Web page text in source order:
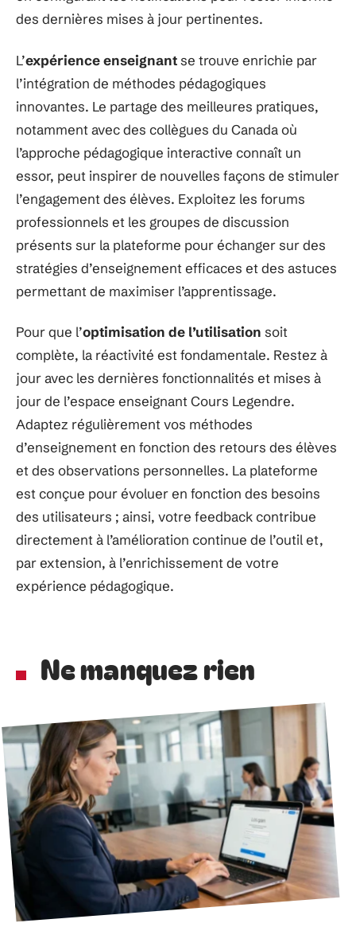
des dernières mises à jour pertinentes.
L’expérience enseignantse trouve enrichie par
l’intégration de méthodes pédagogiques
innovantes. Le partage des meilleures pratiques,
notamment avec des collègues du Canada où
l’approche pédagogique interactive connaît un
essor, peut inspirer de nouvelles façons de stimuler
l’engagement des élèves. Exploitez les forums
professionnels et les groupes de discussion
présents sur la plateforme pour échanger sur des
stratégies d’enseignement efficaces et des astuces
permettant de maximiser l’apprentissage.
Pour que l’optimisation de l’utilisation soit
complète, la réactivité est fondamentale. Restez à
jour avec les dernières fonctionnalités et mises à
jour de l’espace enseignant Cours Legendre.
Adaptez régulièrement vos méthodes
d’enseignement en fonction des retours des élèves
et des observations personnelles. La plateforme
est conçue pour évoluer en fonction des besoins
des utilisateurs ; ainsi, votre feedback contribue
directement à l’amélioration continue de l’outil et,
par extension, à l’enrichissement de votre
expérience pédagogique.
Ne manquez rien